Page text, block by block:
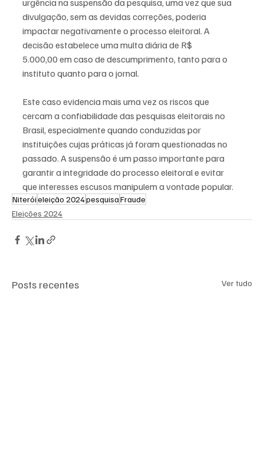
urgência na suspensão da pesquisa, uma vez que sua
divulgação, sem as devidas correções, poderia
impactar negativamente o processo eleitoral. A
decisão estabelece uma multa diária de R$
5.000,00 em caso de descumprimento, tanto para o
instituto quanto para o jornal.
Este caso evidencia mais uma vez os riscos que
cercam a confiabilidade das pesquisas eleitorais no
Brasil, especialmente quando conduzidas por
instituições cujas práticas já foram questionadas no
passado. A suspensão é um passo importante para
garantir a integridade do processo eleitoral e evitar
que interesses escusos manipulem a vontade popular.
Niteróieleição 2024pesquisaFraude
Eleições 2024
Posts recentes Ver tudo